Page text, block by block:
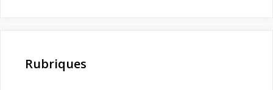
Rubriques